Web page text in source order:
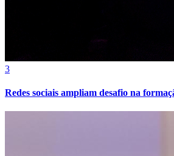
3
Redes sociais ampliam desafio na